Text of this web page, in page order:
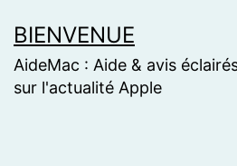
to
content
BIENVENUE
AideMac : Aide & avis
sur l'actualité Apple